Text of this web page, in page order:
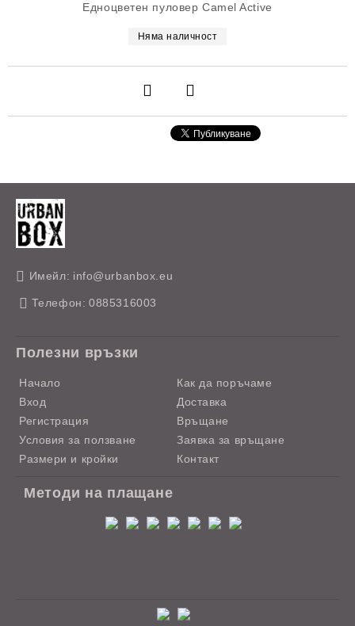
Едноцветен пуловер Camel Active
Няма наличност
Имейл: info@urbanbox.eu
Телефон: 0885316003
Полезни връзки
Начало
Вход
Регистрация
Условия за ползване
Размери и кройки
Как да поръчаме
Доставка
Връщане
Заявка за връщане
Контакт
Методи на плащане